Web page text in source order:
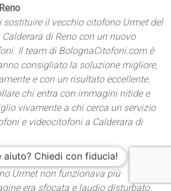
sostituire il vecchio citofono Urmet del
di Reno con un nuovo
Il team di BolognaCitofoni.com è
consigliato la soluzione migliore,
e con un risultato eccellente.
chi entra con immagini nitide e
vivamente a chi cerca un servizio
e videocitofoni a Calderara di
di Reno
Urmet non funzionava più
era sfocata e laudio disturbato.
aiuto? Chiedi con fiducia!